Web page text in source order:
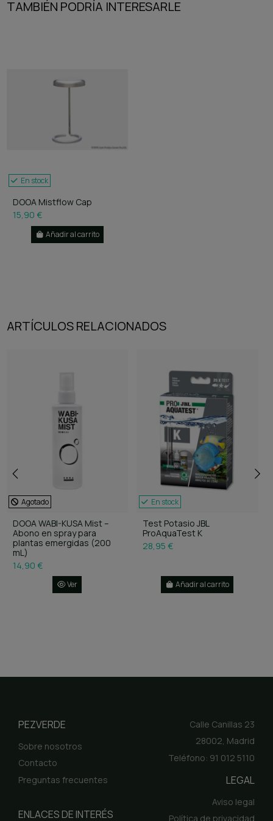
TAMBIÉN PODRÍA INTERESARLE
En stock
DOOA Mistflow Cap
15,90 €
Añadir al carrito
ARTÍCULOS RELACIONADOS
Agotado
DOOA WABI-KUSA Mist –
Abono en spray para
plantas emergidas (200
mL)
14,90 €
Ver
En stock
Test Potasio JBL
ProAquaTest K
28,95 €
Añadir al carrito
PEZVERDE
Sobre nosotros
Contacto
Preguntas frecuentes
ENLACES DE INTERÉS
Calle Canillas 23
28002, Madrid
Teléfono: 91 012 5110
LEGAL
Aviso legal
Política de privacidad